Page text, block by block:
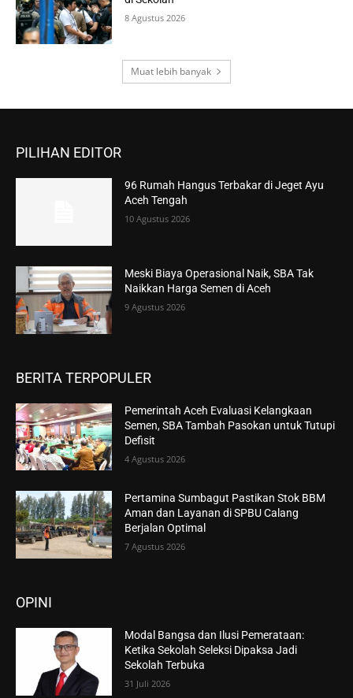
8 Agustus 2026
Muat lebih banyak
PILIHAN EDITOR
96 Rumah Hangus Terbakar di Jeget Ayu
Aceh Tengah
10 Agustus 2026
Meski Biaya Operasional Naik, SBA Tak
Naikkan Harga Semen di Aceh
9 Agustus 2026
BERITA TERPOPULER
Pemerintah Aceh Evaluasi Kelangkaan
Semen, SBA Tambah Pasokan untuk Tutupi
Defisit
4 Agustus 2026
Pertamina Sumbagut Pastikan Stok BBM
Aman dan Layanan di SPBU Calang
Berjalan Optimal
7 Agustus 2026
OPINI
Modal Bangsa dan Ilusi Pemerataan:
Ketika Sekolah Seleksi Dipaksa Jadi
Sekolah Terbuka
31 Juli 2026